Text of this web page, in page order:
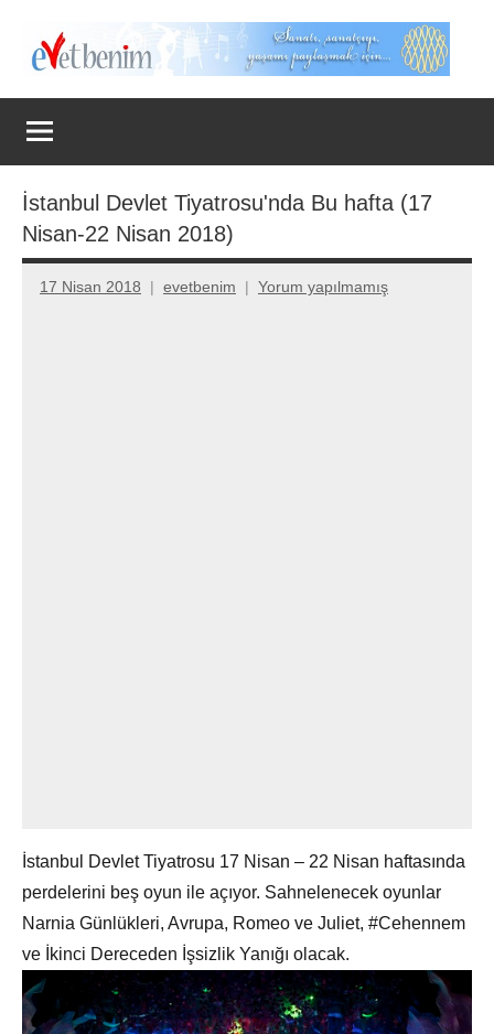
Evet
Benim
İstanbul Devlet Tiyatrosu'nda Bu hafta (17
Nisan-22 Nisan 2018)
17 Nisan 2018 evetbenim Yorum yapılmamış
İstanbul Devlet Tiyatrosu 17 Nisan – 22 Nisan haftasında
perdelerini beş oyun ile açıyor. Sahnelenecek oyunlar
Narnia Günlükleri, Avrupa, Romeo ve Juliet, #Cehennem
ve İkinci Dereceden İşsizlik Yanığı olacak.